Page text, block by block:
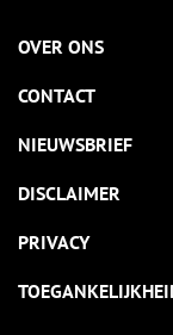
OVER ONS
CONTACT
NIEUWSBRIEF
DISCLAIMER
PRIVACY